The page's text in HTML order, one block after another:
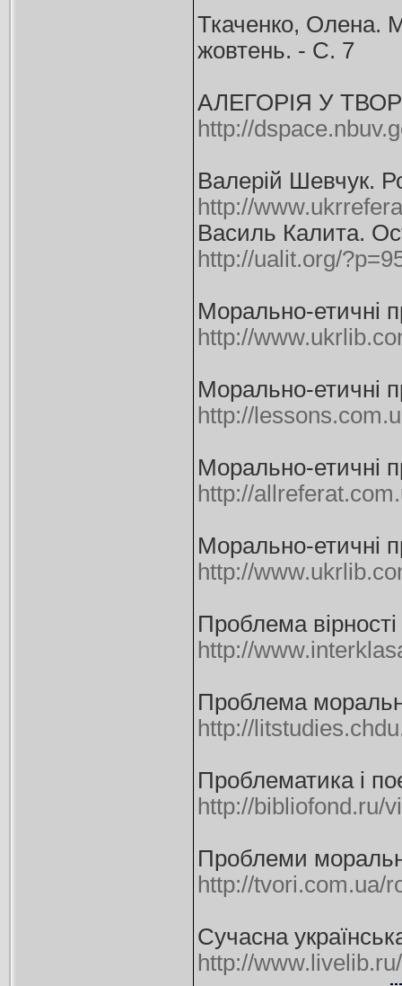
Ткаченко, Олена.
жовтень. - С. 7
АЛЕГОРІЯ У
http://
Валерій Шевчук.
http://
Василь Калита.
http://ualit.org/
Морально-етичні
http://
Морально-етичні
http://
Морально-етичні
http://
Морально-етичні
http://
Проблема
http://
Проблема
http://
Проблематика і
http://bibliofond.ru/
Проблеми
http://tvori.com.ua/
Сучасна
http://www.livelib.ru/